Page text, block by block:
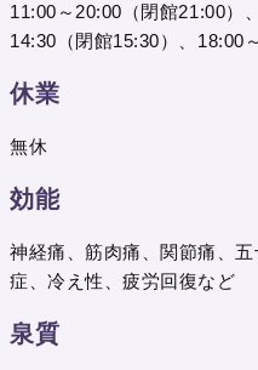
11:00～20:00（閉館21:00）
14:30（閉館15:30）、18:00
休業
無休
効能
神経痛、筋肉痛、関節痛、
症、冷え性、疲労回復など
泉質